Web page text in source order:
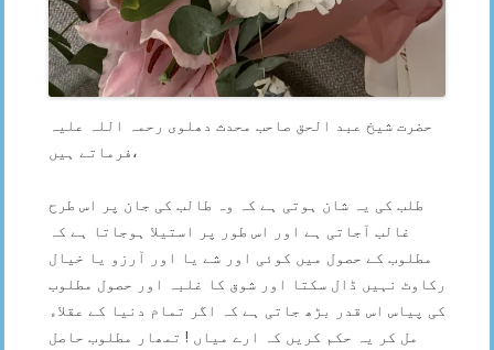
حضرت شیخ عبد الحق صاحب محدث دھلوی رحمہ اللہ علیہ
فرماتے ہیں،
طلب کی یہ شان ہوتی ہے کہ وہ طالب کی جان پر اس طرح
غالب آجاتی ہے اور اس طور پر استیلا ہوجاتا ہے کہ
مطلوب کے حصول میں کوئی اور شے یا اور آرزو یا خیال
رکاوٹ نہیں ڈال سکتا اور شوق کا غلبہ اور حصول مطلوب
کی پیاس اس قدر بڑھ جاتی ہے کہ اگر تمام دنیا کے عقلاء
مل کر یہ حکم کریں کہ ارے میاں ! تمھار مطلوب حاصل